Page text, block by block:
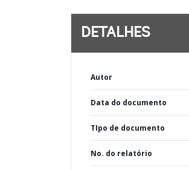
DETALHES
Autor
Data do documento
TIpo de documento
No. do relatório